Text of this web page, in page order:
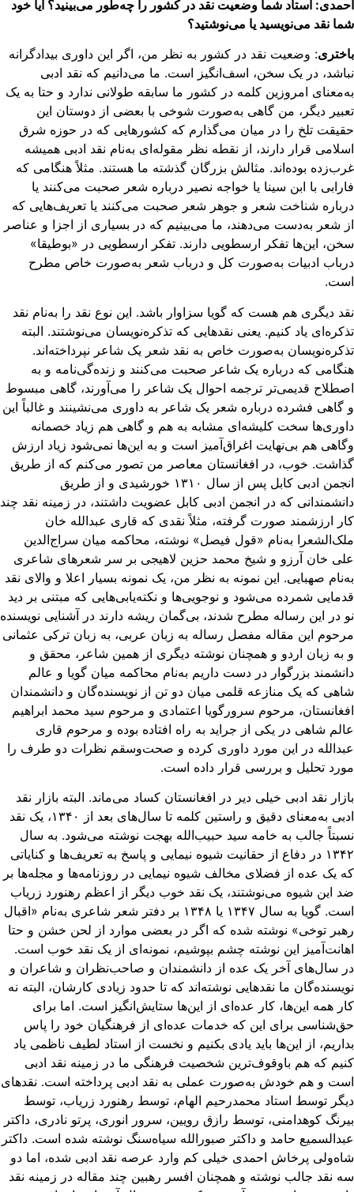
استاد شما وضعیت نقد در کشور را چه‌طور می‌بینید؟ آیا خود
نقد می‌نویسید یا می‌نوشتید؟
: وضعیت نقد در کشور به نظر من، اگر این داوری بیدادگرانه
در یک سخن، اسف‌انگیز است. ما می‌‌دانیم که نقد ادبی
امروزین کلمه در کشور ما سابقه طولانی ندارد و حتا به یک
دیگر، من گاهی به‌صورت شوخی با بعضی از دوستان این
تلخ را در میان می‌گذارم که کشورهایی که در حوزه شرق
قرار دارند، از نقطه‌ نظر مقوله‌ای به‌نام نقد ادبی همیشه
بوده‌اند. مثالش بزرگان گذشته ما هستند. مثلاً هنگامی که
با ابن سینا یا خواجه نصیر درباره شعر صحبت می‌کنند یا
شناخت شعر و جوهر شعر صحبت می‌کنند یا تعریف‌هایی که
شعر به‌دست‌ می‌دهند، ما می‌بینیم که در بسیاری از اجزا و عناصر
این‌ها تفکر ارسطویی دارند. تفکر ارسطویی در «بوطیقا»
ادبیات به‌صورت کل و درباب شعر به‌صورت خاص مطرح
دیگری هم هست که گویا سزاوار باشد. این نوع نقد را به‌نام نقد
یاد کنیم. یعنی نقدهایی که تذکره‌نویسان می‌نوشتند. البته
به‌صورت خاص به نقد شعر یک شاعر نپرداخته‌اند.
که درباره یک شاعر صحبت می‌کنند و زنده‌گی‌نامه و به
قدیمی‌تر ترجمه احوال یک شاعر را می‌آورند، گاهی مبسوط
گاهی فشرده درباره شعر یک شاعر به داوری می‌نشینند و غالباً این
سخت کلیشه‌ای مشابه به هم و گاهی هم زیاد خصمانه
هم بی‌نهایت اغراق‌آمیز است و به این‌ها نمی‌شود زیاد ارزش
خوب، در افغانستان معاصر من تصور می‌کنم که از طریق
انجمن ادبی کابل پس از سال ۱۳۱۰ خورشیدی و از طریق
که در انجمن ادبی کابل عضویت داشتند، در زمینه نقد چند
ارزشمند صورت گرفته، مثلاً نقدی که قاری عبدالله خان
به‌نام «قول فیصل» نوشته، محاکمه میان سراج‌الدین
خان آرزو و شیخ محمد حزین لاهیجی بر سر شعرهای شاعری
صهبایی. این نمونه به نظر من،‌ یک نمونه بسیار اعلا و والای نقد
شمرده می‌شود و نوجویی‌ها و نکته‌‌یابی‌هایی که مبتنی بر دید
در این رساله مطرح شدند، بی‌گمان ریشه دارند در آشنایی نویسنده
این مقاله مفصل رساله‌ به زبان عربی، به زبان ترکی عثمانی
به زبان اردو و همچنان نوشته‌ دیگری از همین شاعر، محقق و
بزرگوار در دست داریم به‌نام محاکمه میان گویا و عالم
که یک منازعه قلمی میان دو تن از نویسنده‌گان و دانشمندان
مرحوم سرورگویا اعتمادی و مرحوم سید محمد ابراهیم
شاهی در یکی از جراید به راه افتاده بوده و مرحوم قاری
در این مورد داوری کرده و صحت‌و‌سقم نظرات دو طرف را
تحلیل و بررسی قرار داده است.
نقد ادبی خیلی دیر در افغانستان کساد می‌ماند. البته بازار نقد
ادبی به‌معنای دقیق و راستین کلمه تا سال‌های بعد از ۱۳۴۰، یک نقد
جالب به خامه سید حبیب‌الله بهجت نوشته می‌شود. به سال
۱۳۴۲ در دفاع از حقانیت شیوه نیمایی و پاسخ به تعریف‌ها و کنایاتی
یک عده از فضلای مخالف شیوه نیمایی در روزنامه‌ها و مجله‌ها بر
این شیوه می‌نوشتند، یک نقد خوب دیگر از اعظم رهنورد زریاب
است. گویا به سال ۱۳۴۷ یا ۱۳۴۸ بر دفتر شعر شاعری به‌نام «اقبال
توخی» نوشته شده که اگر در بعضی موارد از لحن خشن و حتا
این نوشته چشم بپوشیم، نمونه‌ای از یک نقد خوب است.
سال‌های آخر یک عده از دانشمندان و صاحب‌نظران و شاعران و
ما نقدهایی نوشته‌اند که تا حدود زیادی کارشان،‌ البته نه
همه این‌ها، کار عده‌ای از این‌ها ستایش‌انگیز است. اما برای
برای این که خدمات عده‌ای از فرهنگیان خود را پاس
از این‌ها باید یادی بکنیم و نخست از استاد لطیف ناظمی یاد
که هم باوقوف‌ترین شخصیت فرهنگی ما در زمینه نقد ادبی
و هم خودش به‌صورت عملی به نقد ادبی پرداخته است. نقدهای
توسط استاد محمدرحیم الهام، توسط رهنورد زریاب، توسط
کوهدامنی، توسط رازق رویین، سرور انوری، پرتو نادری، داکتر
حامد و داکتر صبورالله سیاه‌سنگ نوشته شده است. داکتر
پرخاش احمدی خیلی کم وارد عرصه نقد ادبی شده، اما دو
نقد جالب نوشته و همچنان افسر رهبین چند مقاله در زمینه نقد